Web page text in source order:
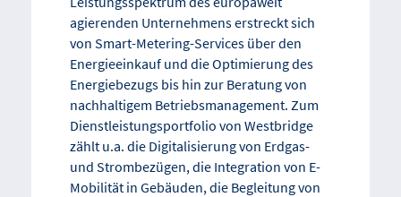
agierenden Unternehmens erstreckt sich
von Smart-Metering-Services über den
Energieeinkauf und die Optimierung des
Energiebezugs bis hin zur Beratung von
nachhaltigem Betriebsmanagement. Zum
Dienstleistungsportfolio von Westbridge
zählt u.a. die Digitalisierung von Erdgas-
und Strombezügen, die Integration von E-
Mobilität in Gebäuden, die Begleitung von